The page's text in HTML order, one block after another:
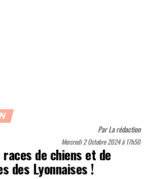
ParLa rédaction
Mercredi 2 Octobre 2024 à 17h50
de chiens et de
des Lyonnaises !